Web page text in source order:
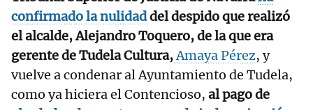
confirmado la nulidaddel despido que realizó
el alcalde, Alejandro Toquero, de la que era
gerente de Tudela Cultura,Amaya Pérez, y
vuelve a condenar al Ayuntamiento de Tudela,
como ya hiciera el Contencioso, al pago de